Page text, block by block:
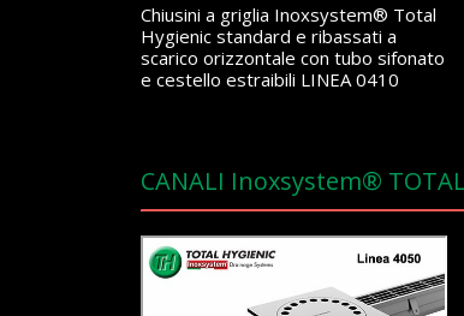
Chiusini a griglia Inoxsystem® Total
Hygienic standard e ribassati a
scarico orizzontale con tubo sifonato
e cestello estraibili LINEA 0410
CANALI Inoxsystem® TOTAL